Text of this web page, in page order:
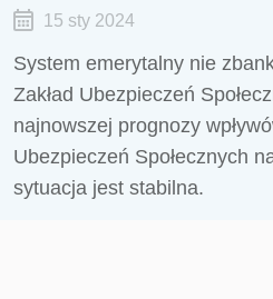
15 sty 2024
System emerytalny nie
Zakład Ubezpieczeń
najnowszej prognozy
Ubezpieczeń Społecznych
sytuacja jest stabilna.